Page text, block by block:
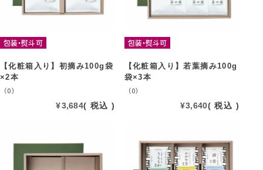
包装・熨斗可
【化粧箱入り】初摘み100g袋
×2本
（0）
¥3,684 税込
包装・熨斗可
【化粧箱入り】若葉摘み100g
袋×3本
（0）
¥3,640 税込